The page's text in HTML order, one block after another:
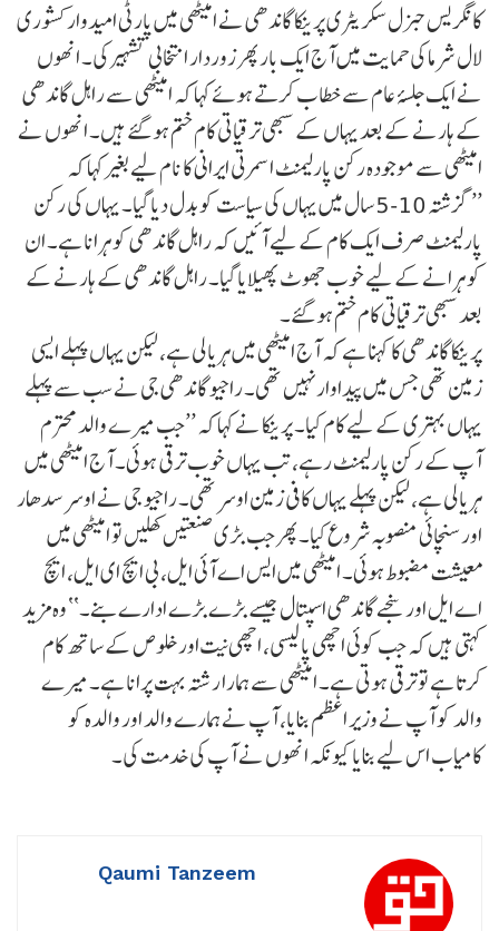
کانگریس جنرل سکریٹری پرینکا گاندھی نے امیٹھی میں پارٹی امیدوار کشوری
لال شرما کی حمایت میں آج ایک بار پھر زوردار انتخابی تشہیر کی۔ انھوں
نے ایک جلسۂ عام سے خطاب کرتے ہوئے کہا کہ امیٹھی سے راہل گاندھی
کے ہارنے کے بعد یہاں کے سبھی ترقیاتی کام ختم ہو گئے ہیں۔ انھوں نے
امیٹھی سے موجودہ رکن پارلیمنٹ اسمرتی ایرانی کا نام لیے بغیر کہا کہ
’’گزشتہ 10-5 سال میں یہاں کی سیاست کو بدل دیا گیا۔ یہاں کی رکن
پارلیمنٹ صرف ایک کام کے لیے آئیں کہ راہل گاندھی کو ہرانا ہے۔ ان
کو ہرانے کے لیے خوب جھوٹ پھیلایا گیا۔ راہل گاندھی کے ہارنے کے
بعد سبھی ترقیاتی کام ختم ہو گئے۔
پرینکا گاندھی کا کہنا ہے کہ آج امیٹھی میں ہریالی ہے، لیکن یہاں پہلے ایسی
زمین تھی جس میں پیداوار نہیں تھی۔ راجیو گاندھی جی نے سب سے پہلے
یہاں بہتری کے لیے کام کیا۔ پرینکا نے کہا کہ ’’جب میرے والد محترم
آپ کے رکن پارلیمنٹ رہے، تب یہاں خوب ترقی ہوئی۔ آج امیٹھی میں
ہریالی ہے، لیکن پہلے یہاں کافی زمین اوسر تھی۔ راجیو جی نے اوسر سدھار
اور سنچائی منصوبہ شروع کیا۔ پھر جب بڑی صنعتیں کھلیں تو امیٹھی میں
معیشت مضبوط ہوئی۔ امیٹھی میں ایس اے آئی ایل، بی ایچ ای ایل، ایچ
اے ایل اور سنجے گاندھی اسپتال جیسے بڑے بڑے ادارے بنے۔‘‘ وہ مزید
کہتی ہیں کہ جب کوئی اچھی پالیسی، اچھی نیت اور خلوص کے ساتھ کام
کرتا ہے تو ترقی ہوتی ہے۔ امیٹھی سے ہمارا رشتہ بہت پرانا ہے۔ میرے
والد کو آپ نے وزیر اعظم بنایا، آپ نے ہمارے والد اور والدہ کو
کامیاب اس لیے بنایا کیونکہ انھوں نے آپ کی خدمت کی۔
Qaumi Tanzeem